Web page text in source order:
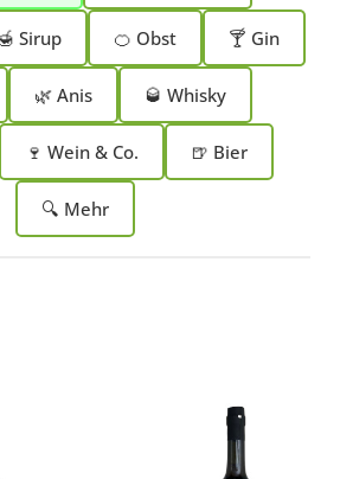
🍯 Sirup 🍊 Obst 🍸 Gin
🌿 Anis 🥃 Whisky
🍷 Wein & Co. 🍺 Bier
🔍 Mehr